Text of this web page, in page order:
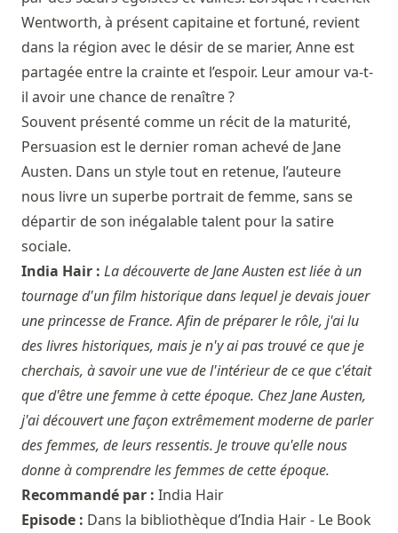
Wentworth, à présent capitaine et fortuné, revient
dans la région avec le désir de se marier, Anne est
partagée entre la crainte et l’espoir. Leur amour va-t-
il avoir une chance de renaître ?
Souvent présenté comme un récit de la maturité,
Persuasion est le dernier roman achevé de Jane
Austen. Dans un style tout en retenue, l’auteure
nous livre un superbe portrait de femme, sans se
départir de son inégalable talent pour la satire
sociale.
India Hair : La découverte de Jane Austen est liée à un
tournage d'un film historique dans lequel je devais jouer
une princesse de France. Afin de préparer le rôle, j'ai lu
des livres historiques, mais je n'y ai pas trouvé ce que je
cherchais, à savoir une vue de l'intérieur de ce que c'était
que d'être une femme à cette époque. Chez Jane Austen,
j'ai découvert une façon extrêmement moderne de parler
des femmes, de leurs ressentis. Je trouve qu'elle nous
donne à comprendre les femmes de cette époque.
Recommandé par : India Hair
Episode : Dans la bibliothèque d’India Hair - Le Book